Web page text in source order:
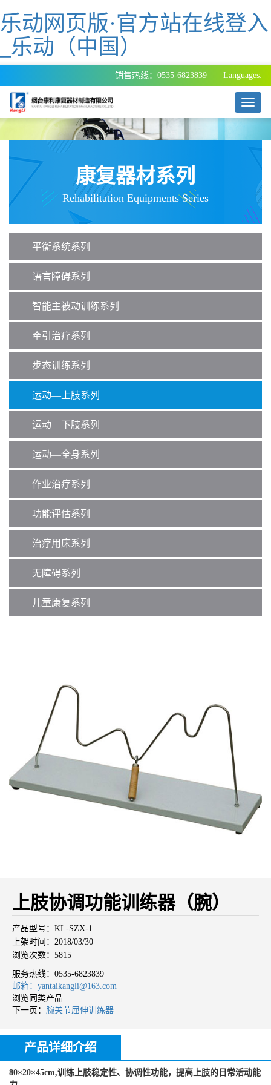
乐动网页版·官方站在线登入
_乐动（中国）
销售热线：0535-6823839 | Languages:
T
o
g
i
g
i
康复器材系列
Rehabilitation Equipments Series
平衡系统系列
语言障碍系列
智能主被动训练系列
牵引治疗系列
步态训练系列
运动—上肢系列
运动—下肢系列
运动—全身系列
作业治疗系列
功能评估系列
治疗用床系列
无障碍系列
儿童康复系列
上肢协调功能训练器（腕）
产品型号：KL-SZX-1
上架时间：2018/03/30
浏览次数：5815
服务热线： 0535-6823839
邮箱：yantaikangli@163.com
浏览同类产品
下一页： 腕关节屈伸训练器
产品详细介绍
80×20×45cm,训练上肢稳定性、协调性功能，提高上肢的日常活动能